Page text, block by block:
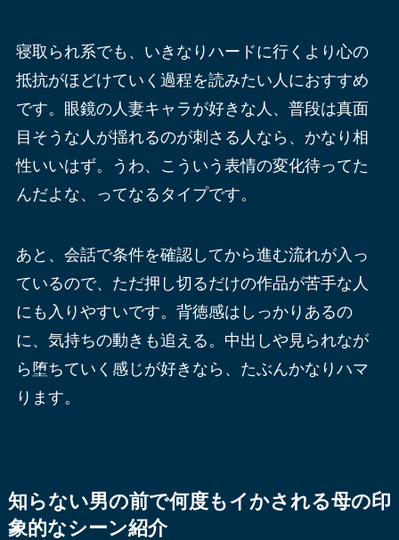
寝取られ系でも、いきなりハードに行くより心の
抵抗がほどけていく過程を読みたい人におすすめ
です。眼鏡の人妻キャラが好きな人、普段は真面
目そうな人が揺れるのが刺さる人なら、かなり相
性いいはず。うわ、こういう表情の変化待ってた
んだよな、ってなるタイプです。
あと、会話で条件を確認してから進む流れが入っ
ているので、ただ押し切るだけの作品が苦手な人
にも入りやすいです。背徳感はしっかりあるの
に、気持ちの動きも追える。中出しや見られなが
ら堕ちていく感じが好きなら、たぶんかなりハマ
ります。
知らない男の前で何度もイかされる母の印
象的なシーン紹介